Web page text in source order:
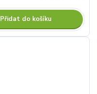
Přidat do košíku